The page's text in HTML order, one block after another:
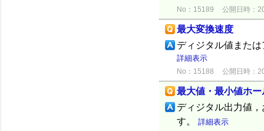
No：15189 公開日時：
最大変換速度
ディジタル値また
詳細表示
No：15188 公開日時：
最大値・最小値ホー
ディジタル出力値
す。 詳細表示